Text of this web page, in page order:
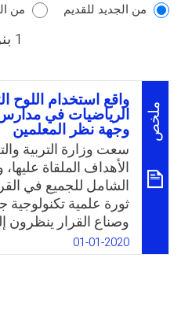
من الجديد للقديم
من
1 بنود
ملخص
واقع استخدام اللوح
الرياضيات في
وجهة نظر المعلمين
سعت وزارة التربية
الأهداف الملقاة
الشامل للجميع في
ثورة علمية تكنولوجية
وصناع القرار ينظرون
فرصة سانحة لإحداث
التربوية بجميع
01-01-2020